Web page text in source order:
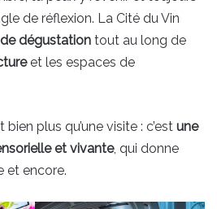
de réflexion. La Cité du Vin
dégustation tout au long de
et les espaces de
bien plus qu’une visite : c’est une
et vivante, qui donne
et encore.